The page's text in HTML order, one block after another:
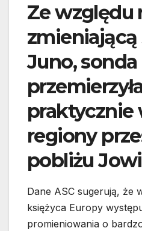
Ze względu
Juno, sonda
praktycznie
regiony
pobliżu
Dane ASC sugerują, że
księżyca Europy
promieniowania o